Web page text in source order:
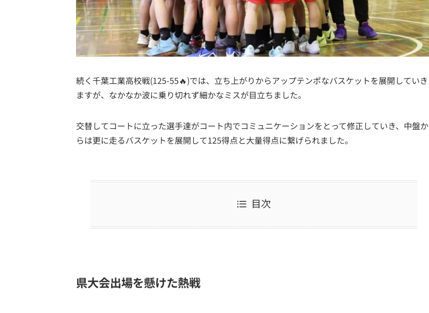
続く千葉工業高校戦(125-55🔥)では、立ち上がりからアップテンポなバスケットを展開していき
ますが、なかなか波に乗り切れず細かなミスが目立ちました。
交替してコートに立った選手達がコート内でコミュニケーションをとって修正していき、中盤か
らは更に走るバスケットを展開して125得点と大量得点に繋げられました。
目次
県大会出場を懸けた熱戦